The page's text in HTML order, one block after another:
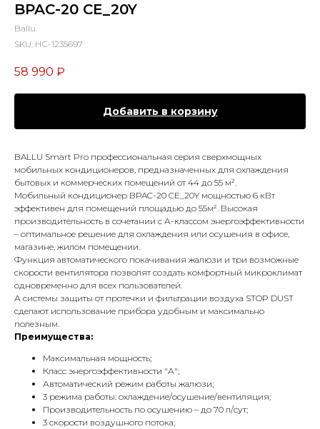
BPAC-20 CE_20Y
Ballu
SKU: НС-1235697
58 990 ₽
Добавить в корзину
BALLU Smart Pro профессиональная серия сверхмощных
мобильных кондиционеров, предназначенных для охлаждения
бытовых и коммерческих помещений от 44 до 55 м².
Мобильный кондиционер BPAC-20 CE_20Y мощностью 6 кВт
эффективен для помещений площадью до 55м². Высокая
производительность в сочетании с А-классом энергоэффективности
– оптимальное решение для охлаждения или осушения в офисе,
магазине, жилом помещении.
Функция автоматического покачивания жалюзи и три возможные
скорости вентилятора позволят создать комфортный микроклимат
одновременно для всех пользователей.
А системы защиты от протечки и фильтрации воздуха STOP DUST
сделают использование прибора удобным и максимально
полезным.
Преимущества:
Максимальная мощность;
Класс энергоэффективности "А";
Автоматический режим работы жалюзи;
3 режима работы: охлаждение/осушение/вентиляция;
Производительность по осушению – до 70 л/сут;
3 скорости воздушного потока;